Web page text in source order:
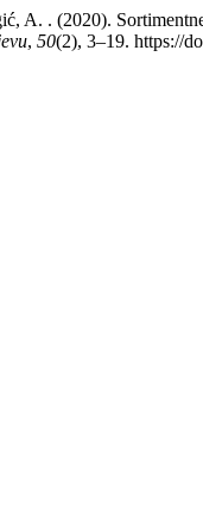
A. . (2020).
, 50(2), 3–19. https://